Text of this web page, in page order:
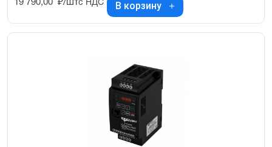
19 790,00 ₽/штс НДС В корзину